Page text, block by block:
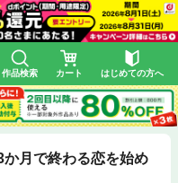
作品検索 カート はじめての方へ
か月で終わる恋を始め